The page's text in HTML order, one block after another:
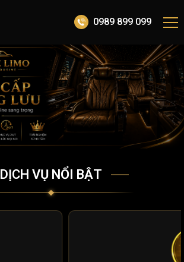
0989 899 099
DỊCH VỤ NỔI BẬT